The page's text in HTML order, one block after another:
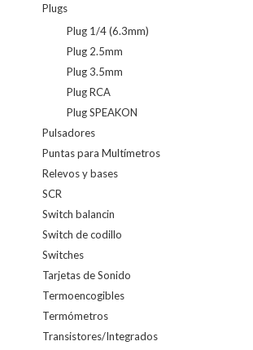
Plugs
Plug 1/4 (6.3mm)
Plug 2.5mm
Plug 3.5mm
Plug RCA
Plug SPEAKON
Pulsadores
Puntas para Multímetros
Relevos y bases
SCR
Switch balancin
Switch de codillo
Switches
Tarjetas de Sonido
Termoencogibles
Termómetros
Transistores/Integrados